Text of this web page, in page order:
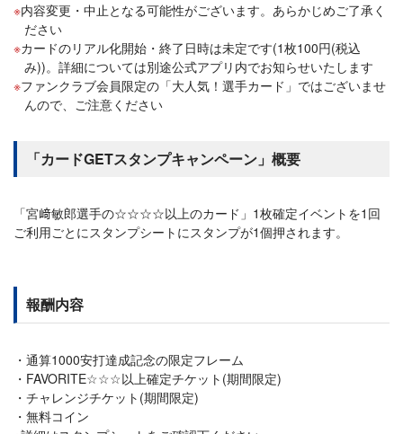
内容変更・中止となる可能性がございます。あらかじめご了承く
ださい
カードのリアル化開始・終了日時は未定です(1枚100円(税込
み))。詳細については別途公式アプリ内でお知らせいたします
ファンクラブ会員限定の「大人気！選手カード」ではございませ
んので、ご注意ください
「カードGETスタンプキャンペーン」概要
「宮﨑敏郎選手の☆☆☆☆以上のカード」1枚確定イベントを1回
ご利用ごとにスタンプシートにスタンプが1個押されます。
報酬内容
通算1000安打達成記念の限定フレーム
FAVORITE☆☆☆以上確定チケット(期間限定)
チャレンジチケット(期間限定)
無料コイン